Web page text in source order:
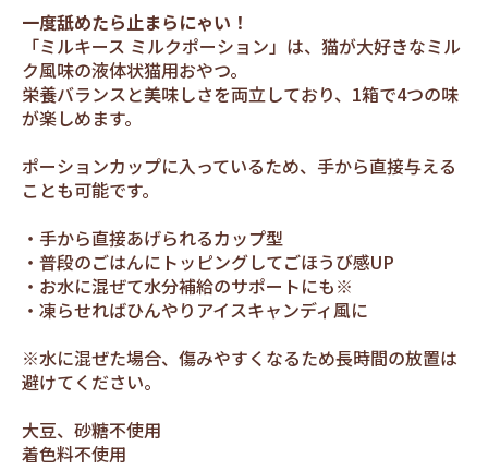
一度舐めたら止まらにゃい！
「ミルキース ミルクポーション」は、猫が大好きなミル
ク風味の液体状猫用おやつ。
栄養バランスと美味しさを両立しており、1箱で4つの味
が楽しめます。
ポーションカップに入っているため、手から直接与える
ことも可能です。
・手から直接あげられるカップ型
・普段のごはんにトッピングしてごほうび感UP
・お水に混ぜて水分補給のサポートにも※
・凍らせればひんやりアイスキャンディ風に
※水に混ぜた場合、傷みやすくなるため長時間の放置は
避けてください。
大豆、砂糖不使用
着色料不使用